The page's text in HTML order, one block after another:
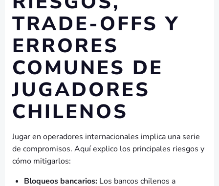
TRADE-OFFS Y
ERRORES
COMUNES DE
JUGADORES
CHILENOS
Jugar en operadores internacionales implica una serie
de compromisos. Aquí explico los principales riesgos y
cómo mitigarlos:
Bloqueos bancarios: Los bancos chilenos a